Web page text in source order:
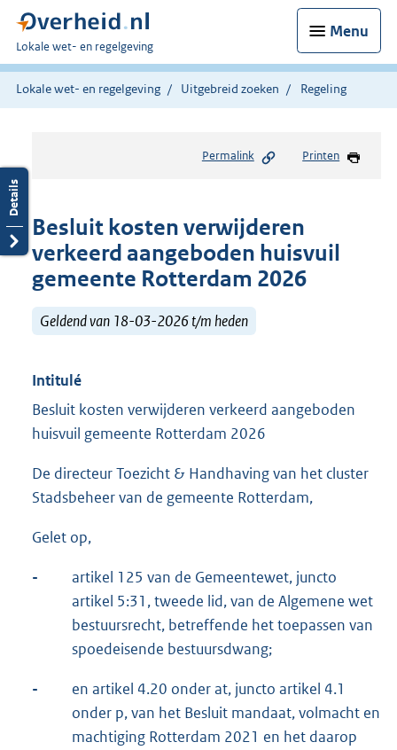
Menu
U
bent
hier:
Lokale wet- en regelgeving
Lokale wet- en regelgeving Uitgebreid zoeken Regeling
Permalink Printen
Besluit kosten verwijderen
verkeerd aangeboden huisvuil
gemeente Rotterdam 2026
Geldend van 18-03-2026 t/m heden
Intitulé
Besluit kosten verwijderen verkeerd aangeboden
huisvuil gemeente Rotterdam 2026
De directeur Toezicht & Handhaving van het cluster
Stadsbeheer van de gemeente Rotterdam,
Gelet op,
-
artikel 125 van de Gemeentewet, juncto
artikel 5:31, tweede lid, van de Algemene wet
bestuursrecht, betreffende het toepassen van
spoedeisende bestuursdwang;
-
en artikel 4.20 onder at, juncto artikel 4.1
onder p, van het Besluit mandaat, volmacht en
machtiging Rotterdam 2021 en het daarop